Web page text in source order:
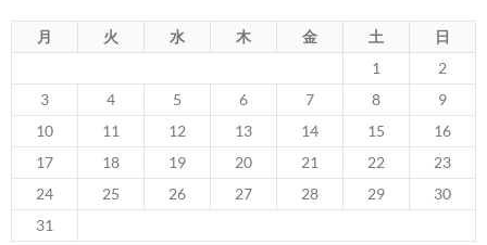
月 火 水 木 金 土
日
1
2
3
4 5 6 7 8
9
10
11 12 13 14 15
16
17
18 19 20 21 22
23
24
25 26 27 28 29
30
31